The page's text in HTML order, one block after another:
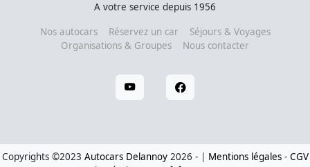
A votre service depuis 1956
Nos autocars
Réservez un car
Séjours & Voyages
Organisations & Groupes
Nous contacter
Copyrights ©2023 Autocars Delannoy2026 - | Mentions légales- CGV